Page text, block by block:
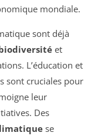
mondiale.
sont déjà
et
L’éducation et
sont cruciales pour
leur
Des
se